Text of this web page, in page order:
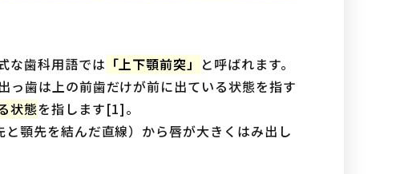
な歯科用語では 「上下顎前突」 と呼ばれます。
っ歯は上の前歯だけが前に出ている状態を指す
状態を指します[1]。
顎先を結んだ直線）から唇が大きくはみ出し